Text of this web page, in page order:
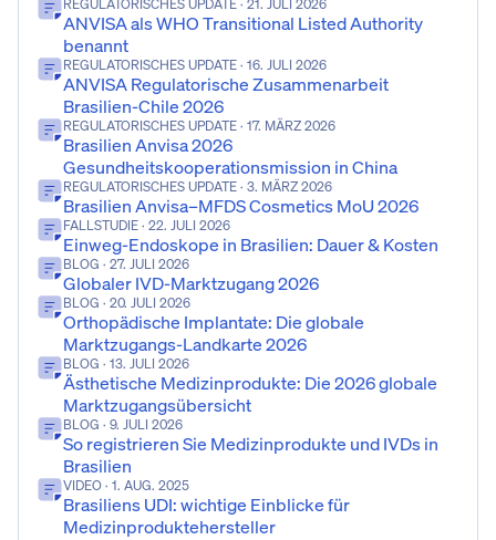
REGULATORISCHES UPDATE · 21. JULI 2026
ANVISA als WHO Transitional Listed Authority
benannt
REGULATORISCHES UPDATE · 16. JULI 2026
ANVISA Regulatorische Zusammenarbeit
Brasilien-Chile 2026
REGULATORISCHES UPDATE · 17. MÄRZ 2026
Brasilien Anvisa 2026
Gesundheitskooperationsmission in China
REGULATORISCHES UPDATE · 3. MÄRZ 2026
Brasilien Anvisa–MFDS Cosmetics MoU 2026
FALLSTUDIE · 22. JULI 2026
Einweg-Endoskope in Brasilien: Dauer & Kosten
BLOG · 27. JULI 2026
Globaler IVD-Marktzugang 2026
BLOG · 20. JULI 2026
Orthopädische Implantate: Die globale
Marktzugangs-Landkarte 2026
BLOG · 13. JULI 2026
Ästhetische Medizinprodukte: Die 2026 globale
Marktzugangsübersicht
BLOG · 9. JULI 2026
So registrieren Sie Medizinprodukte und IVDs in
Brasilien
VIDEO · 1. AUG. 2025
Brasiliens UDI: wichtige Einblicke für
Medizinproduktehersteller